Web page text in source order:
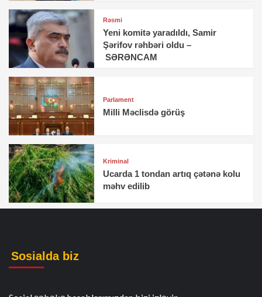
Rəsmi
Yeni komitə yaradıldı, Samir
Şərifov rəhbəri oldu –
SƏRƏNCAM
Parlament
Milli Məclisdə görüş
Kriminal
Ucarda 1 tondan artıq çətənə kolu
məhv edilib
Sosialda biz